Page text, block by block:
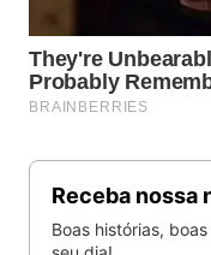
Receba nossa
Boas histórias,